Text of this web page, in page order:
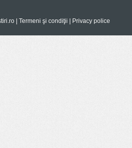
| Termeni şi condiţii Privacy police